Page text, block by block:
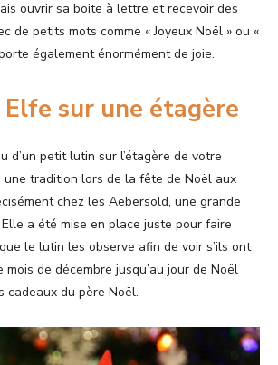
ouvrir sa boite à lettre et recevoir des
de petits mots comme « Joyeux Noël » ou «
également énormément de joie.
sur une étagère
d’un petit lutin sur l’étagère de votre
une tradition lors de la fête de Noël aux
chez les Aebersold, une grande
a été mise en place juste pour faire
le lutin les observe afin de voir s’ils ont
de décembre jusqu’au jour de Noël
cadeaux du père Noël.